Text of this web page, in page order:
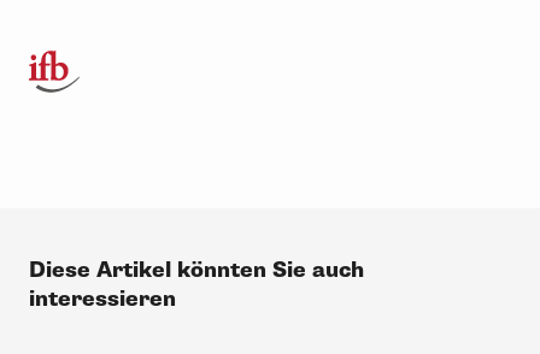
Diese Artikel könnten Sie auch
interessieren